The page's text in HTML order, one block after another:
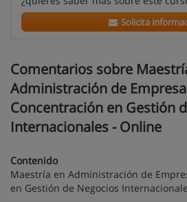
Solicita
Comentarios sobre
Administración de
Concentración en Gestión
Internacionales - Online
Contenido
Maestría en Administración de
en Gestión de Negocios